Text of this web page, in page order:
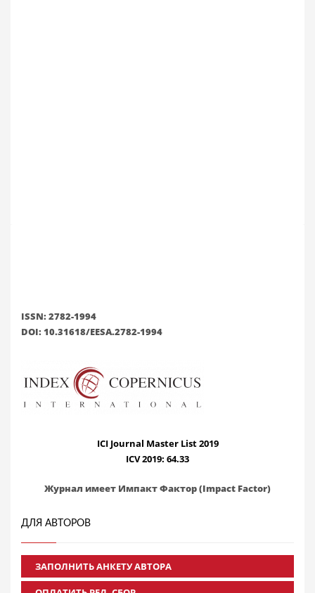
ISSN: 2782-1994
DOI: 10.31618/EESA.2782-1994
ICI Journal Master List 2019
ICV 2019: 64.33
Журнал имеет Импакт Фактор (Impact Factor)
ДЛЯ АВТОРОВ
ЗАПОЛНИТЬ АНКЕТУ АВТОРА